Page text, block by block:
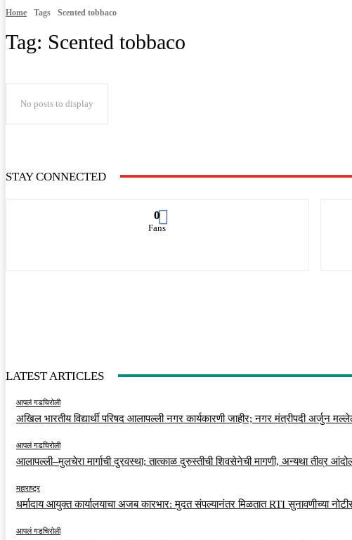
Home Tags Scented tobbaco
Tag: Scented tobbaco
No posts to display
STAY CONNECTED
0
Fans
LATEST ARTICLES
आपलं गडचिरोली
अखिल भारतीय विद्यार्थी परिषद आलापल्ली नगर कार्यकारणी जाहीर; नगर मंत्रीपदी अर्जुन
आपलं गडचिरोली
आलापल्ली–मुलचेरा मार्गाची दुरवस्था; तात्काळ दुरुस्तीची शिवसेनेची मागणी, अन्यथा तीव्र
महाराष्ट्र
धर्मादाय आयुक्त कार्यालयाचा अजब कारभार: मुदत संपल्यानंतर मिळतात RTI सुनावणीच्या
आपलं गडचिरोली